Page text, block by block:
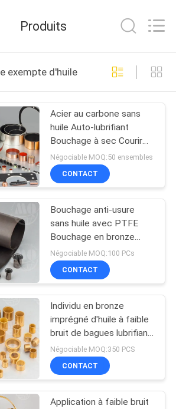
de
de frein
42
de petit
frein
23
tissé de
de frein
25
Produits
exempte d'huile
Acier au carbone sans
huile Auto-lubrifiant
Bouchage à sec Courir
Bouchage résistance à
l'usure
Négociable MOQ:50 ensembles
CONTACT
Bouchage anti-usure
sans huile avec PTFE
Bouchage en bronze
Maillage en bronze avec
des bouchages en PTFE
Négociable MOQ:100 PCs
CONTACT
Individu en bronze
imprégné d'huile à faible
bruit de bagues lubrifiant
le matériel de Bush
Négociable MOQ:350 PCS
CONTACT
Application à faible bruit